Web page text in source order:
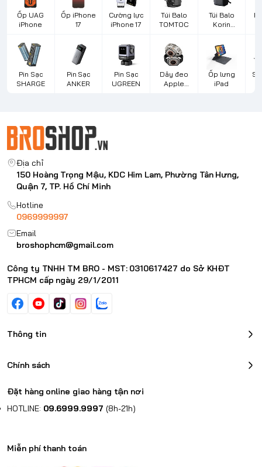
Ốp UAG
iPhone
Ốp iPhone
17
Cường lực
iPhone 17
Túi Balo
TOMTOC
Túi Balo
Korin
Pin Sạc
SHARGE
Pin Sạc
ANKER
Pin Sạc
UGREEN
Dây đeo
Apple
Ốp lưng
iPad
Địa chỉ
150 Hoàng Trọng Mậu, KDC Him Lam, Phường Tân Hưng,
Quận 7, TP. Hồ Chí Minh
Hotline
0969999997
Email
broshophcm@gmail.com
Công ty TNHH TM BRO - MST: 0310617427 do Sở KHĐT
TPHCM cấp ngày 29/1/2011
Thông tin
Chính sách
Đặt hàng online giao hàng tận nơi
HOTLINE: 09.6999.9997 (8h-21h)
Miễn phí thanh toán